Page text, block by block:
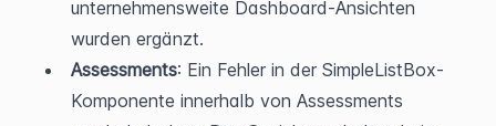
unternehmensweite Dashboard-Ansichten
wurden ergänzt.
Assessments: Ein Fehler in der SimpleListBox-
Komponente innerhalb von Assessments